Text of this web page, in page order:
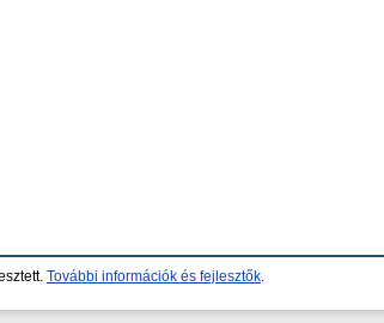
További információk és fejlesztők